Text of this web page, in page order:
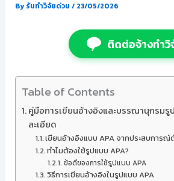
Byรับทำวิจัยด่วน / 23/05/2026
ติดต่อจ้างทำวิ
Table of Contents
คู่มือการเขียนอ้างอิงและบรรณานุกรมรู
ละเอียด
เขียนอ้างอิงแบบ APA จากประสบการ
ทำไมต้องใช้รูปแบบ APA?
ข้อดีของการใช้รูปแบบ APA
วิธีการเขียนอ้างอิงในรูปแบบ APA